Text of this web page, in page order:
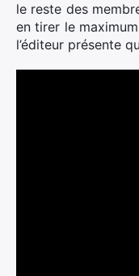
le reste des
en tirer le
l’éditeur présente